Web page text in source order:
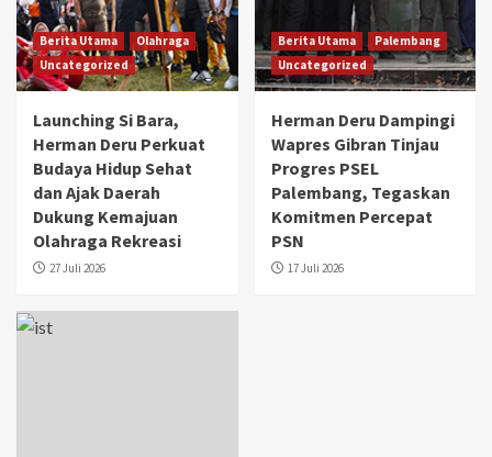
Berita Utama
Olahraga
Uncategorized
Launching Si Bara,
Herman Deru Perkuat
Budaya Hidup Sehat
dan Ajak Daerah
Dukung Kemajuan
Olahraga Rekreasi
27 Juli 2026
Berita Utama
Palembang
Uncategorized
Herman Deru Dampingi
Wapres Gibran Tinjau
Progres PSEL
Palembang, Tegaskan
Komitmen Percepat
PSN
17 Juli 2026